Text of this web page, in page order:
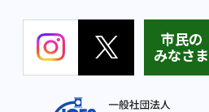
市民の
みなさま